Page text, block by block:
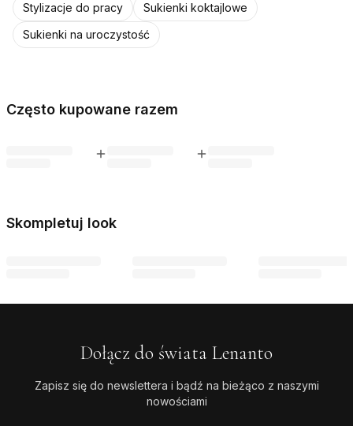
Stylizacje do pracy
Sukienki koktajlowe
Sukienki na uroczystość
Często kupowane razem
Skompletuj look
Dołącz do świata Lenanto
Zapisz się do newslettera i bądź na bieżąco z naszymi
nowościami